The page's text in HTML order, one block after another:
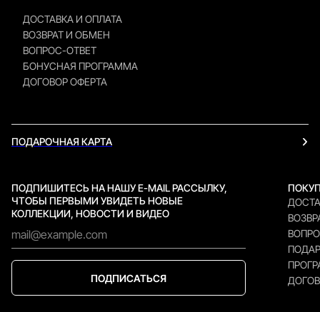
ДОСТАВКА И ОПЛАТА
ВОЗВРАТ И ОБМЕН
ВОПРОС-ОТВЕТ
БОНУСНАЯ ПРОГРАММА
ДОГОВОР ОФЕРТА
ПОДАРОЧНАЯ КАРТА
ПОДПИШИТЕСЬ НА НАШУ E-MAIL РАССЫЛКУ,
ЧТОБЫ ПЕРВЫМИ УВИДЕТЬ НОВЫЕ
КОЛЛЕКЦИИ, НОВОСТИ И ВИДЕО
ПОДПИСАТЬСЯ